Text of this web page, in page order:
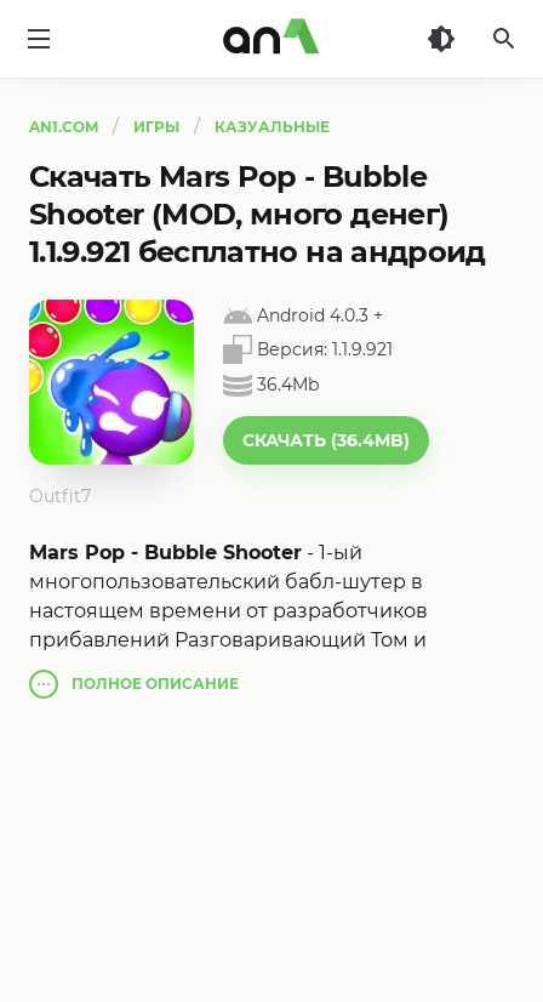
AN1.COM ИГРЫ КАЗУАЛЬНЫЕ
Скачать Mars Pop - Bubble
Shooter (MOD, много денег)
1.1.9.921 бесплатно на андроид
Android 4.0.3 +
Версия: 1.1.9.921
36.4Mb
СКАЧАТЬ (36.4MB)
Outfit7
Mars Pop - Bubble Shooter - 1-ый
многопользовательский бабл-шутер в
настоящем времени от разработчиков
прибавлений Разговаривающий Том и
Товарищи. Соревнуйся с приятелями (и
неприятелями!), прими участие в
ПОЛНОЕ ОПИСАНИЕ